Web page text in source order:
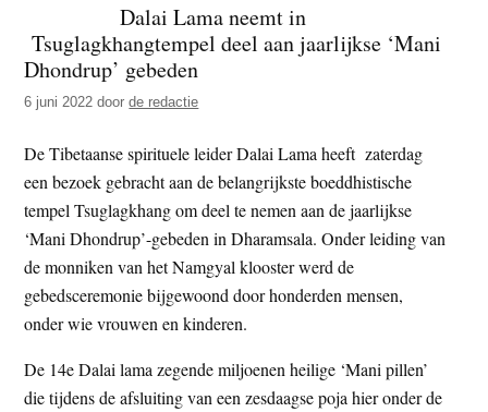
z
e
s
t
e
d
e
e
s
i
e
Dalai Lama neemt in
Tsuglagkhangtempel deel aan jaarlijkse ‘Mani
Dhondrup’ gebeden
6 juni 2022 doorde redactie
De Tibetaanse spirituele leider Dalai Lama heeft zaterdag
een bezoek gebracht aan de belangrijkste boeddhistische
tempel Tsuglagkhang om deel te nemen aan de jaarlijkse
‘Mani Dhondrup’-gebeden in Dharamsala. Onder leiding van
de monniken van het Namgyal klooster werd de
gebedsceremonie bijgewoond door honderden mensen,
onder wie vrouwen en kinderen.
De 14e Dalai lama zegende miljoenen heilige ‘Mani pillen’
die tijdens de afsluiting van een zesdaagse poja hier onder de